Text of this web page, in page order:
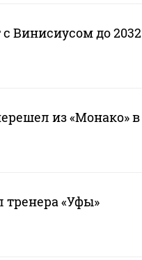
Винисиусом до 2032
из «Монако» в
«Уфы»